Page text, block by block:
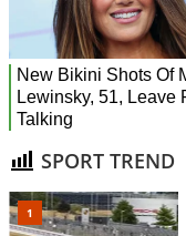
SPORT TREND